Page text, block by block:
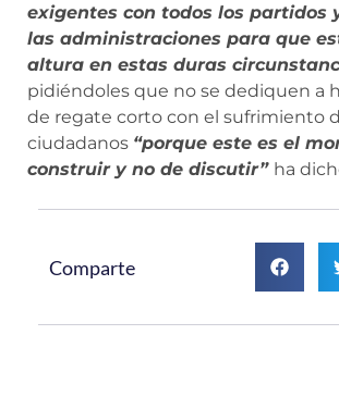
exigentes con todos los partidos
las administraciones para que
altura en estas duras
pidiéndoles que no se dediquen a
de regate corto con el sufrimiento
ciudadanos “porque este es el
construir y no de discutir” ha
Comparte